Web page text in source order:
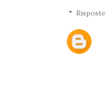
Risposte